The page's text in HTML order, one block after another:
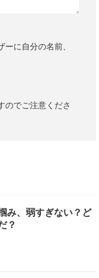
に自分の名前、
のでご注意くださ
み、弱すぎない？ど
？